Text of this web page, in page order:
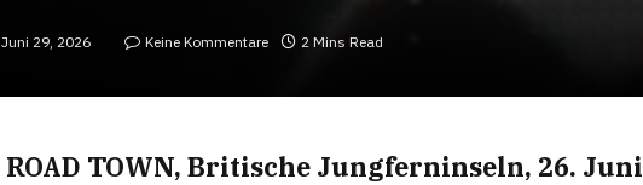
Juni 29, 2026 Keine Kommentare 2 Mins Read
ROAD TOWN, Britische Jungferninseln, 26. Juni